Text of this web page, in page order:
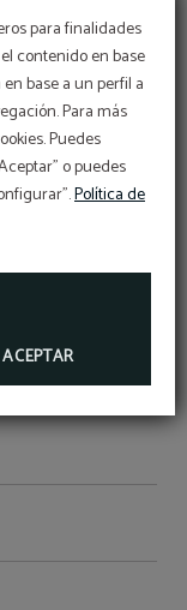
para finalidades
contenido en base
base a un perfil a
Para más
Puedes
o puedes
Política de
ACEPTAR